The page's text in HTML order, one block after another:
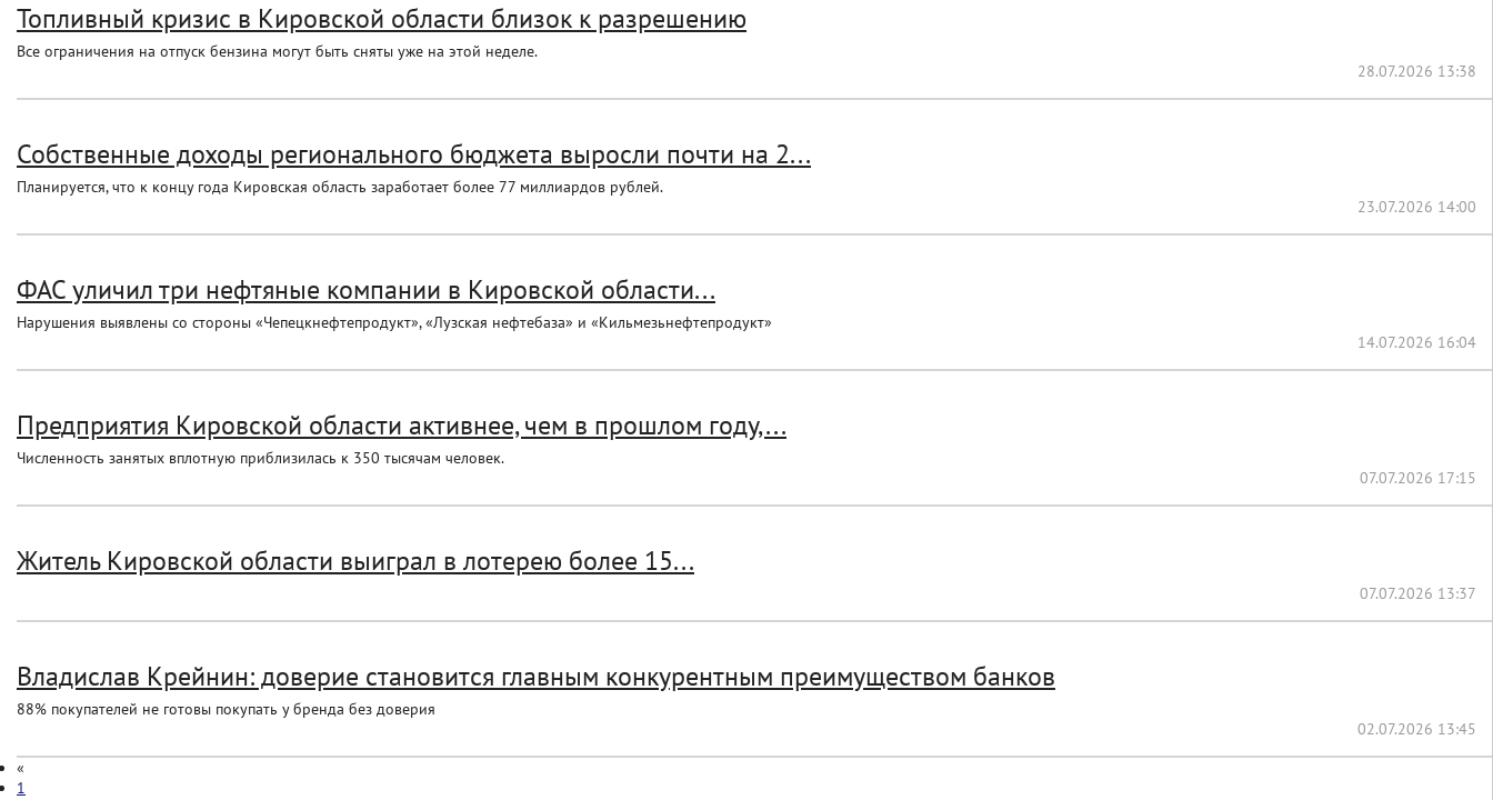
Топливный кризис в Кировской области близок к разрешению
Все ограничения на отпуск бензина могут быть сняты уже на этой неделе.
28.07.2026 13:38
Собственные доходы регионального бюджета выросли почти на 2...
Планируется, что к концу года Кировская область заработает более 77 миллиардов рублей.
23.07.2026 14:00
ФАС уличил три нефтяные компании в Кировской области...
Нарушения выявлены со стороны «Чепецкнефтепродукт», «Лузская нефтебаза» и «Кильмезьнефтепродукт»
14.07.2026 16:04
Предприятия Кировской области активнее, чем в прошлом году,...
Численность занятых вплотную приблизилась к 350 тысячам человек.
07.07.2026 17:15
Житель Кировской области выиграл в лотерею более 15...
07.07.2026 13:37
Владислав Крейнин: доверие становится главным конкурентным преимуществом банков
88% покупателей не готовы покупать у бренда без доверия
02.07.2026 13:45
«
1